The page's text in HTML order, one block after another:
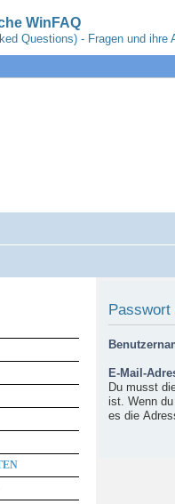
WinFAQ
Questions) - Fragen und ihre
Passwort
E-Mail-
Du musst
ist. Wenn
es die